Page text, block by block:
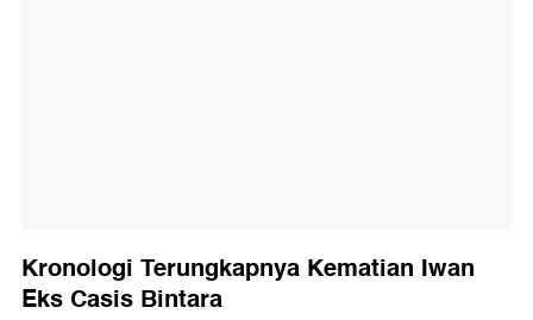
Kronologi Terungkapnya Kematian Iwan
Eks Casis Bintara